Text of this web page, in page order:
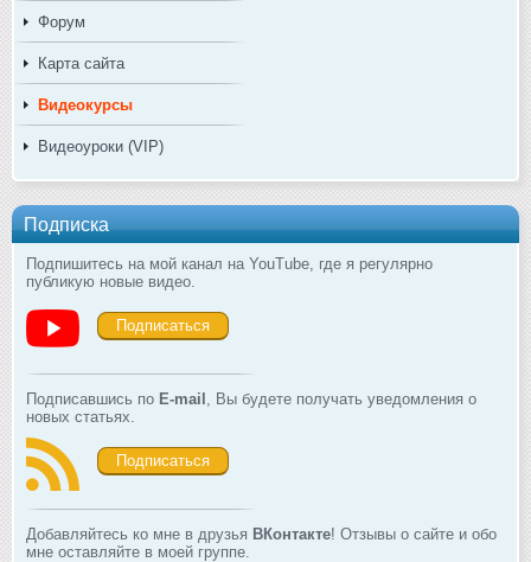
Форум
Карта сайта
Видеокурсы
Видеоуроки (VIP)
Подписка
Подпишитесь на мой канал на YouTube, где я регулярно
публикую новые видео.
Подписаться
Подписавшись по E-mail , Вы будете получать уведомления о
новых статьях.
Подписаться
Добавляйтесь ко мне в друзья ВКонтакте! Отзывы о сайте и обо
мне оставляйте в моей группе.